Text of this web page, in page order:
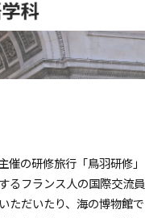
の研修旅行「鳥羽研修」
るフランス人の国際交流員
ただいたり、海の博物館で